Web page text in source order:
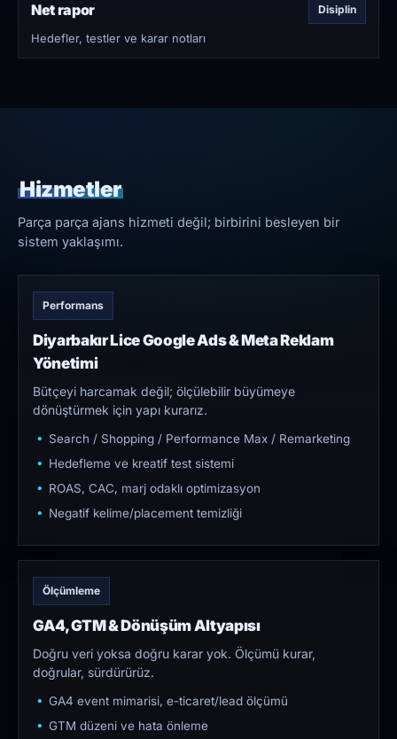
Net rapor Disiplin
Hedefler, testler ve karar notları
Hizmetler
Parça parça ajans hizmeti değil; birbirini besleyen bir
sistem yaklaşımı.
Performans
Diyarbakır Lice Google Ads & Meta Reklam
Yönetimi
Bütçeyi harcamak değil; ölçülebilir büyümeye
dönüştürmek için yapı kurarız.
Search / Shopping / Performance Max / Remarketing
Hedefleme ve kreatif test sistemi
ROAS, CAC, marj odaklı optimizasyon
Negatif kelime/placement temizliği
Ölçümleme
GA4, GTM & Dönüşüm Altyapısı
Doğru veri yoksa doğru karar yok. Ölçümü kurar,
doğrular, sürdürürüz.
GA4 event mimarisi, e-ticaret/lead ölçümü
GTM düzeni ve hata önleme